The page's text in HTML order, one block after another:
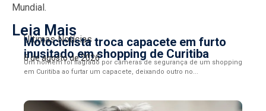
Mundial.
Leia Mais
Últimas Notícias
Motociclista troca capacete em furto
inusitado em shopping de Curitiba
6 de agosto de 2026
Um homem foi flagrado por câmeras de segurança de um shopping
em Curitiba ao furtar um capacete, deixando outro no...